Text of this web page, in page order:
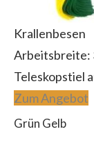
Krallenbesen
Arbeitsbreite:
Teleskopstiel
Zum Angebot
Grün Gelb